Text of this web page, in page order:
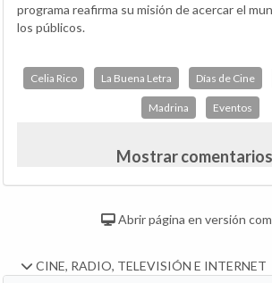
programa reafirma su misión de acercar el
los públicos.
Celia Rico La Buena Letra Días de Cine
Madrina Eventos
Mostrar
Abrir página en versión
CINE, RADIO, TELEVISIÓN E INTERNET